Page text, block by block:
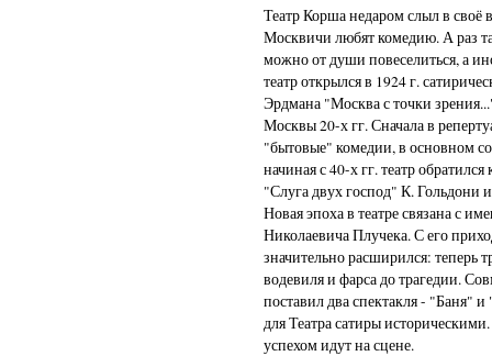
Театр Корша недаром слыл в
Москвичи любят комедию. А раз
можно от души повеселиться, а
театр открылся в 1924 г.
Эрдмана "Москва с точки
Москвы 20-х гг. Сначала в
"бытовые" комедии, в основном
начиная с 40-х гг. театр
"Слуга двух господ" К.
Новая эпоха в театре связана с
Николаевича Плучека. С его
значительно расширился: теперь
водевиля и фарса до трагедии.
поставил два спектакля - "Баня"
для Театра сатиры
успехом идут на сцене.